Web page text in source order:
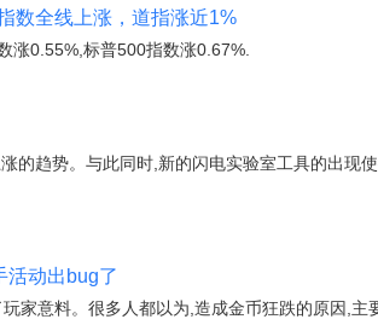
数全线上涨，道指涨近1%
涨0.55%,标普500指数涨0.67%.
的趋势。与此同时,新的闪电实验室工具的出现
活动出bug了
家意料。很多人都以为,造成金币狂跌的原因,主